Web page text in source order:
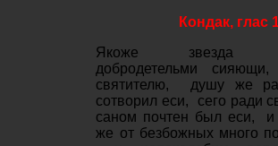
Кондак, глас
Якоже звезда
добродетельми
святителю, душу же
сотворил еси, сего ради
саном почтен был еси, и
же от безбожных много